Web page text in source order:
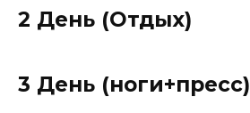
2 День (Отдых)
3 День (ноги+пресс)